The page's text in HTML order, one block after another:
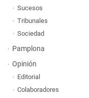
Sucesos
Tribunales
Sociedad
Pamplona
Opinión
Editorial
Colaboradores